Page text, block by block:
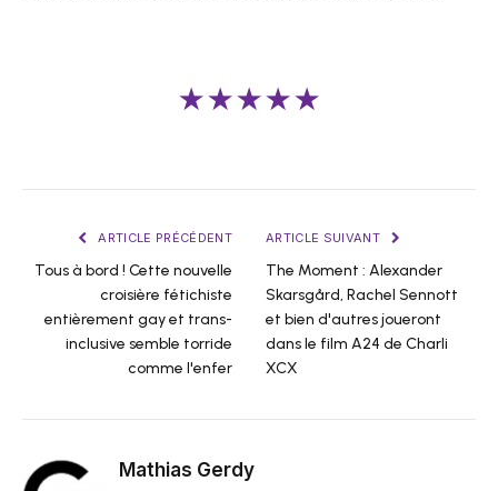
★★★★★
ARTICLE PRÉCÉDENT
Tous à bord ! Cette nouvelle
croisière fétichiste
entièrement gay et trans-
inclusive semble torride
comme l'enfer
ARTICLE SUIVANT
The Moment : Alexander
Skarsgård, Rachel Sennott
et bien d'autres joueront
dans le film A24 de Charli
XCX
Mathias Gerdy